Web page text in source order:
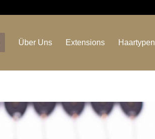
Über Uns Extensions Haartypen